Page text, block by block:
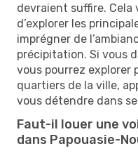
devraient suffire. Cela
d’explorer les
imprégner de
précipitation. Si vous
vous pourrez explorer
quartiers de la ville,
vous détendre dans
Faut-il louer une
dans Papouasie-